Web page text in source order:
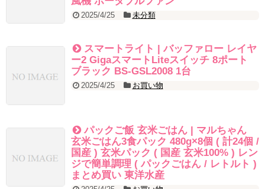
2025/4/25 未分類
スマートライト | バッファロー レイヤ
ー2 GigaスマートLiteスイッチ 8ポート
ブラック BS-GSL2008 1台
2025/4/25 お買い物
パックご飯 玄米ごはん | マルちゃん
玄米ごはん3食パック 480g×8個 ( 計24個 /
国産 ) 玄米パック ( 国産 玄米100% ) レン
ジで簡単調理 ( パックごはん / レトルト )
まとめ買い 東洋水産